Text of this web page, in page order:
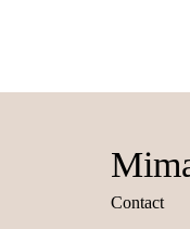
Contact